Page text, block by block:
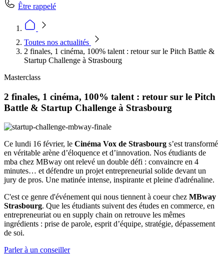
Être rappelé
Toutes nos actualités
2 finales, 1 cinéma, 100% talent : retour sur le Pitch Battle &
Startup Challenge à Strasbourg
Masterclass
2 finales, 1 cinéma, 100% talent : retour sur le Pitch
Battle & Startup Challenge à Strasbourg
Ce lundi 16 février, le Cinéma Vox de Strasbourg s’est transformé
en véritable arène d’éloquence et d’innovation. Nos étudiants de
mba chez MBway ont relevé un double défi : convaincre en 4
minutes… et défendre un projet entrepreneurial solide devant un
jury de pros. Une matinée intense, inspirante et pleine d'adrénaline.
C'est ce genre d'événement qui nous tiennent à coeur chez MBway
Strasbourg. Que les étudiants suivent des études en commerce, en
entrepreneuriat ou en supply chain on retrouve les mêmes
ingrédients : prise de parole, esprit d’équipe, stratégie, dépassement
de soi.
Parler à un conseiller